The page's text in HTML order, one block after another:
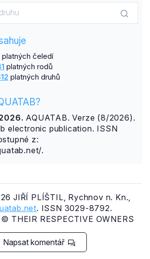
platných čeledí
platných rodů
platných druhů
AQUATAB. Verze (8/2026).
electronic publication. ISSN
z:
.
JIŘÍ PLÍŠTIL, Rychnov n. Kn.,
. ISSN 3029-8792.
THEIR RESPECTIVE OWNERS
Napsat komentář